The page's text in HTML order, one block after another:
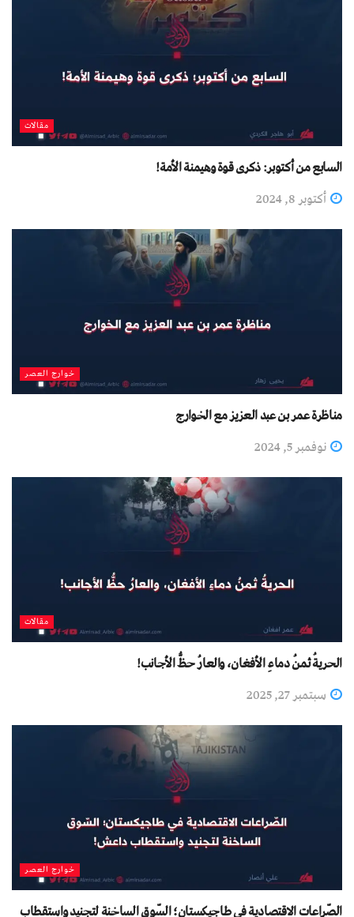
مقالات
السابع من أكتوبر: ذكرى قوة وهيمنة الأمة!
أكتوبر 8, 2024
خوارج العصر
مناظرة عمر بن عبد العزيز مع الخوارج
نوفمبر 5, 2024
مقالات
الحريةُ ثمنُ دماءِ الأفغان، والعارُ حظُّ الأجانب!
سبتمبر 27, 2025
خوارج العصر
الصّراعات الاقتصادية في طاجيكستان؛ السّوق الساخنة لتجنيد واستقطاب